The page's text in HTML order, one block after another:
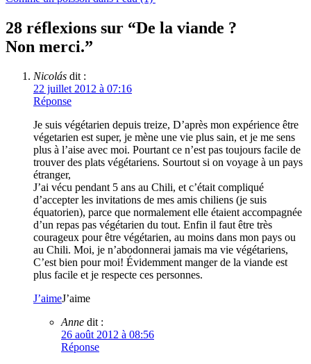
28 réflexions sur “De la viande ?
Non merci.”
Nicolás dit :
22 juillet 2012 à 07:16
Réponse
Je suis végétarien depuis treize, D’après mon expérience être
végetarien est super, je mène une vie plus sain, et je me sens
plus à l’aise avec moi. Pourtant ce n’est pas toujours facile de
trouver des plats végétariens. Sourtout si on voyage à un pays
étranger,
J’ai vécu pendant 5 ans au Chili, et c’était compliqué
d’accepter les invitations de mes amis chiliens (je suis
équatorien), parce que normalement elle étaient accompagnée
d’un repas pas végétarien du tout. Enfin il faut être très
courageux pour être végétarien, au moins dans mon pays ou
au Chili. Moi, je n’abodonnerai jamais ma vie végétariens,
C’est bien pour moi! Évidemment manger de la viande est
plus facile et je respecte ces personnes.
J’aimeJ’aime
Anne dit :
26 août 2012 à 08:56
Réponse